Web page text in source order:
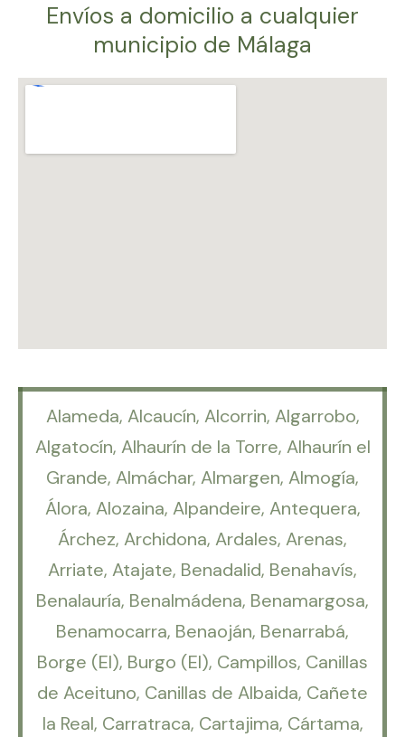
Envíos a domicilio a cualquier
municipio de Málaga
Alameda, Alcaucín, Alcorrin, Algarrobo,
Algatocín, Alhaurín de la Torre, Alhaurín el
Grande, Almáchar, Almargen, Almogía,
Álora, Alozaina, Alpandeire, Antequera,
Árchez, Archidona, Ardales, Arenas,
Arriate, Atajate, Benadalid, Benahavís,
Benalauría, Benalmádena, Benamargosa,
Benamocarra, Benaoján, Benarrabá,
Borge (El), Burgo (El), Campillos, Canillas
de Aceituno, Canillas de Albaida, Cañete
la Real, Carratraca, Cartajima, Cártama,